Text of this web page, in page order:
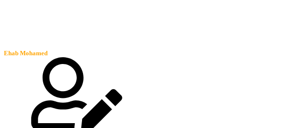
Ehab Mohamed